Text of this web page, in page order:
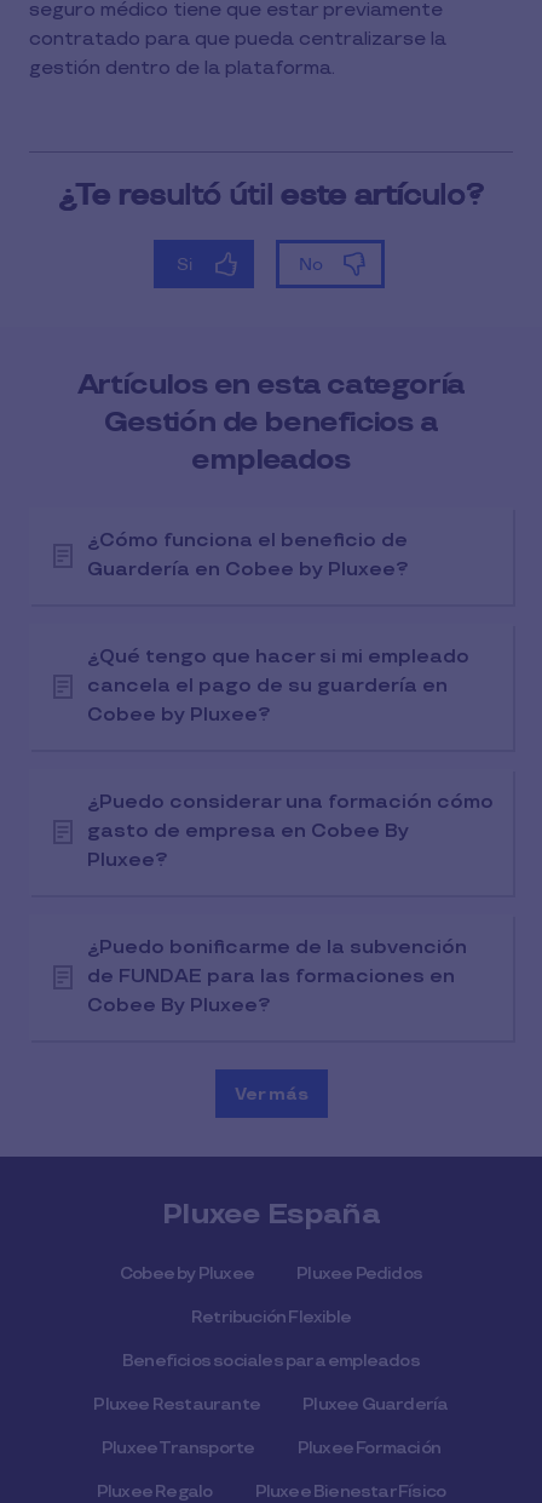
seguro médico tiene que estar previamente
contratado para que pueda centralizarse la
gestión dentro de la plataforma.
Artículos en esta categoría
Gestión de beneficios a
empleados
¿Cómo funciona el beneficio de
Guardería en Cobee by Pluxee?
¿Qué tengo que hacer si mi empleado
cancela el pago de su guardería en
Cobee by Pluxee?
¿Puedo considerar una formación cómo
gasto de empresa en Cobee By
Pluxee?
¿Puedo bonificarme de la subvención
de FUNDAE para las formaciones en
Cobee By Pluxee?
Ver más
Pluxee España
Cobee by Pluxee Pluxee Pedidos
Retribución Flexible
Beneficios sociales para empleados
Pluxee Restaurante Pluxee Guardería
Pluxee Transporte Pluxee Formación
Pluxee Regalo Pluxee Bienestar Físico